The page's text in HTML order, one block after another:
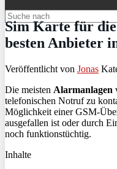
Sim Karte für
besten Anbieter
Veröffentlicht von Jonas
Die meisten Alarmanlagen
telefonischen Notruf zu
Möglichkeit einer GSM-
ausgefallen ist oder durch
noch funktionstüchtig.
Inhalte